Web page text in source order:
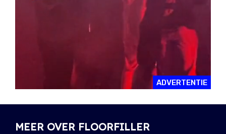
ADVERTENTIE
MEER OVER FLOORFILLER